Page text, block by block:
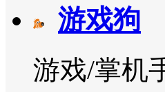
游戏狗
游戏/掌机